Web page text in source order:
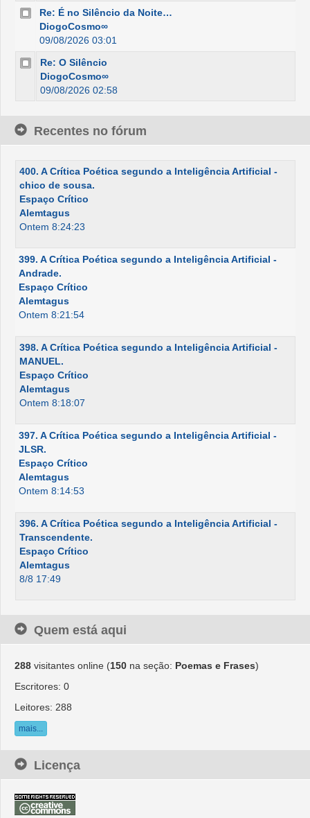
Re: É no Silêncio da Noite…
DiogoCosmo∞
09/08/2026 03:01
Re: O Silêncio
DiogoCosmo∞
09/08/2026 02:58
Recentes no fórum
400. A Crítica Poética segundo a Inteligência Artificial -
chico de sousa.
Espaço Crítico
Alemtagus
Ontem 8:24:23
399. A Crítica Poética segundo a Inteligência Artificial -
Andrade.
Espaço Crítico
Alemtagus
Ontem 8:21:54
398. A Crítica Poética segundo a Inteligência Artificial -
MANUEL.
Espaço Crítico
Alemtagus
Ontem 8:18:07
397. A Crítica Poética segundo a Inteligência Artificial -
JLSR.
Espaço Crítico
Alemtagus
Ontem 8:14:53
396. A Crítica Poética segundo a Inteligência Artificial -
Transcendente.
Espaço Crítico
Alemtagus
8/8 17:49
Quem está aqui
288 visitantes online (150 na seção: Poemas e Frases)
Escritores: 0
Leitores: 288
mais...
Licença